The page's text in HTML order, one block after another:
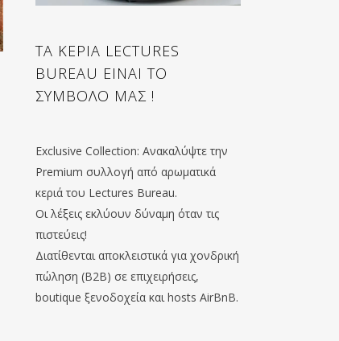
ΤΑ ΚΕΡΙΑ LECTURES
BUREAU ΕΙΝΑΙ ΤΟ
ΣΥΜΒΟΛΟ ΜΑΣ !
Exclusive Collection: Ανακαλύψτε την
Premium συλλογή από αρωματικά
κεριά του Lectures Bureau.
Οι λέξεις εκλύουν δύναμη όταν τις
πιστεύεις!
Διατίθενται αποκλειστικά για χονδρική
πώληση (B2B) σε επιχειρήσεις,
boutique ξενοδοχεία και hosts AirBnB.